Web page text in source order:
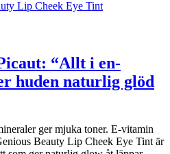
“Allt i en-
huden naturlig glöd
ger mjuka toner. E-vitamin
Beauty Lip Cheek Eye Tint är